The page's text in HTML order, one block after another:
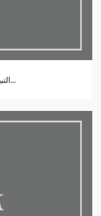
التبيان لما سمى من الأنبي...